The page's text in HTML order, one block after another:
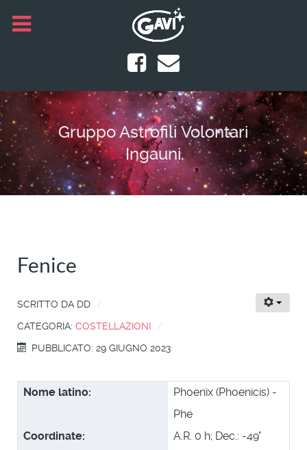
Gruppo Astrofili Volontari
Ingauni
Fenice
SCRITTO DA DD
CATEGORIA: COSTELLAZIONI
PUBBLICATO: 29 GIUGNO 2023
Nome latino:
Phoenix (Phoenicis) -
Phe
Coordinate:
A.R. 0 h; Dec.: -49°